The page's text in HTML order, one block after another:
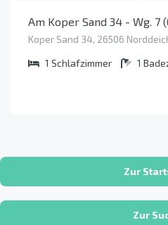
Am Koper Sand 34 - Wg. 7
Koper Sand 34, 26506
1 Schlafzimmer 1
Zur
Zur